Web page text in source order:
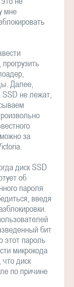
мне
Далее,
не лежат,
за
диск SSD
об
пароля
введя
бит
этот пароль
микрокода
диск
по причине